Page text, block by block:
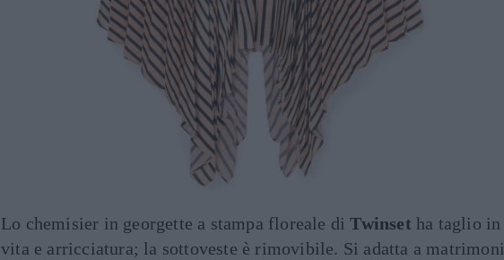
Lo chemisier in georgette a stampa floreale diTwinset ha taglio in
vita e arricciatura; la sottoveste è rimovibile. Si adatta a matrimoni